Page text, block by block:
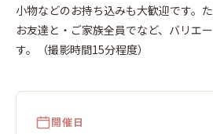
小物などのお持ち込みも大歓迎です。
お友達と・ご家族全員でなど、バリエ
す。（撮影時間15分程度）
開催日